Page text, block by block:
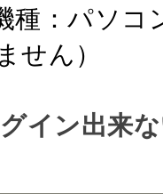
種：パソ
せん）
イン出来